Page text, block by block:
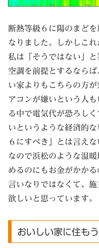
断熱等級６に陽のまど
なりました。しかしこ
私は「そうではない」
空調を前提とするなら
い家よりもこちらの方
アコンが嫌いという人
る中で電気代が恐ろし
いというような経済的
６にすべき」とは言え
なので浜松のような温
めるのにもお金がかか
言いなりではなくて、
欲しいと思っています。
おいしい家に住もう